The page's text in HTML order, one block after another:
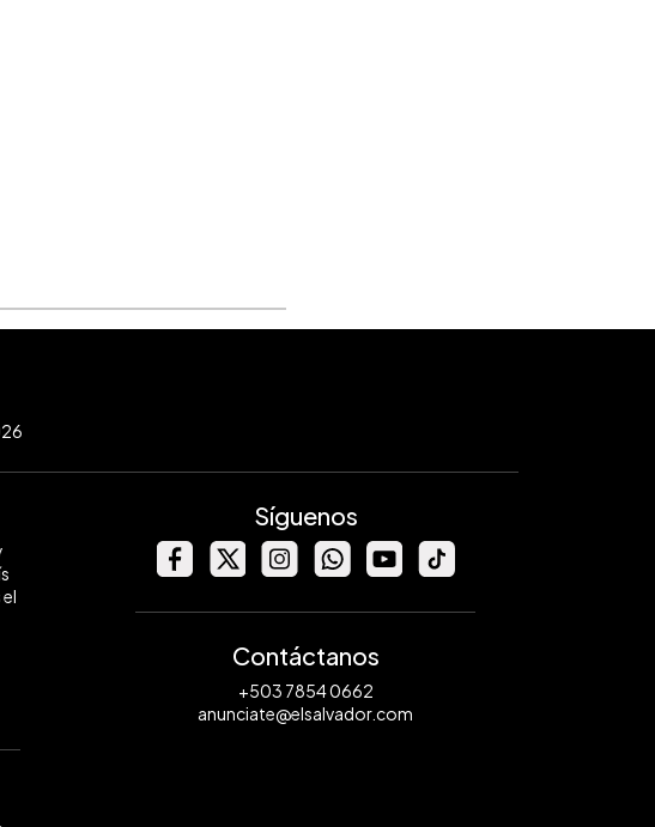
Síguenos
Contáctanos
+503 7854 0662
anunciate@elsalvador.com